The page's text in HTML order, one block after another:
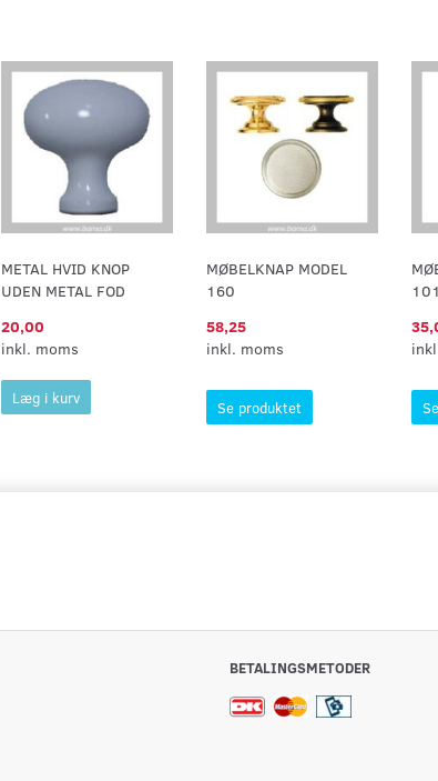
METAL HVID KNOP
UDEN METAL FOD
20,00
inkl. moms
Læg i kurv
MØBELKNAP MODEL
160
58,25
inkl. moms
Se produktet
BETALINGSMETODER